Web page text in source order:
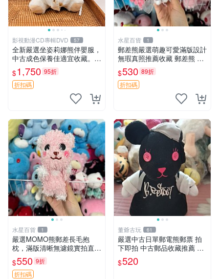
影視動漫CD專輯DVD 57
全新嚴選坐姿莉娜熊伴嬰服，
中古成色保養佳適宜收藏。無
盒子但品質完好，快速出貨。
建議入手！ 中古 玩偶 滬漫
$1,750 95折
折扣碼
水星百貨 1
郵差熊嚴選萌趣可愛滿版設計
無瑕真照推薦收藏 郵差熊 熊
抱枕 紅薯啵啵間
$530 89折
折扣碼
水星百貨 1
嚴選MOMO熊郵差長毛抱
枕，滿版清晰無濾鏡實拍直
銷。每周新品到貨，不容錯
過！ 郵差熊 長毛 抱枕
$550 9折
折扣碼
董爺古玩 61
嚴選中古日單郵電熊郵票 拍
下即拍 中古郵品收藏推薦 郵
票 郵電熊 日本
$520